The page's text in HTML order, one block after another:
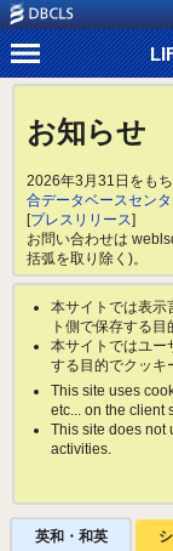
お知らせ
2026年3月31日をも
合データベースセンタ
[プレスリリース]
お問い合わせは
括弧を取り除く)。
本サイトでは表示
ト側で保存する目
本サイトではユー
する目的でクッキ
This site uses
etc... on the client
This site does not
activities.
英和・和英